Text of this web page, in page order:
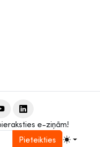
e-ziņām!
Pieteikties